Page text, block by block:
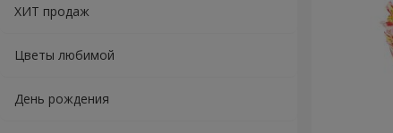
ХИТ продаж
Цветы любимой
День рождения